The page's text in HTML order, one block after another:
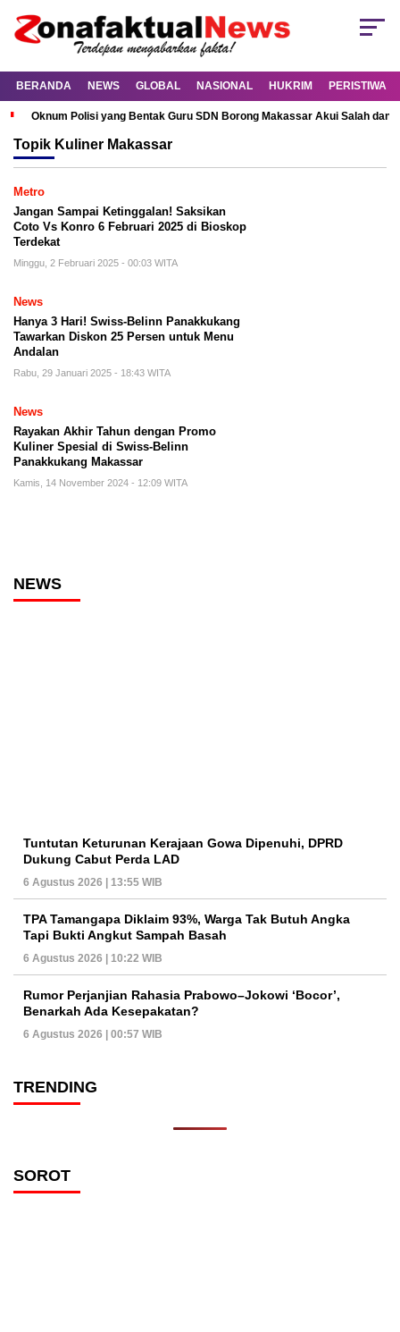
BERANDA NEWS GLOBAL NASIONAL HUKRIM PERISTIWA
Oknum Polisi yang Bentak Guru SDN Borong Makassar Akui Salah dan
Topik Kuliner Makassar
Metro
Jangan Sampai Ketinggalan! Saksikan
Coto Vs Konro 6 Februari 2025 di Bioskop
Terdekat
Minggu, 2 Februari 2025 - 00:03 WITA
News
Hanya 3 Hari! Swiss-Belinn Panakkukang
Tawarkan Diskon 25 Persen untuk Menu
Andalan
Rabu, 29 Januari 2025 - 18:43 WITA
News
Rayakan Akhir Tahun dengan Promo
Kuliner Spesial di Swiss-Belinn
Panakkukang Makassar
Kamis, 14 November 2024 - 12:09 WITA
NEWS
Tuntutan Keturunan Kerajaan Gowa Dipenuhi, DPRD
Dukung Cabut Perda LAD
6 Agustus 2026 | 13:55 WIB
TPA Tamangapa Diklaim 93%, Warga Tak Butuh Angka
Tapi Bukti Angkut Sampah Basah
6 Agustus 2026 | 10:22 WIB
Rumor Perjanjian Rahasia Prabowo–Jokowi ‘Bocor’,
Benarkah Ada Kesepakatan?
6 Agustus 2026 | 00:57 WIB
TRENDING
SOROT